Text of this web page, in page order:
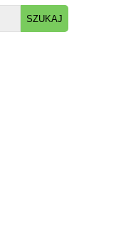
Search
for: